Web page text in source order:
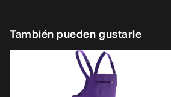
También pueden gustarle